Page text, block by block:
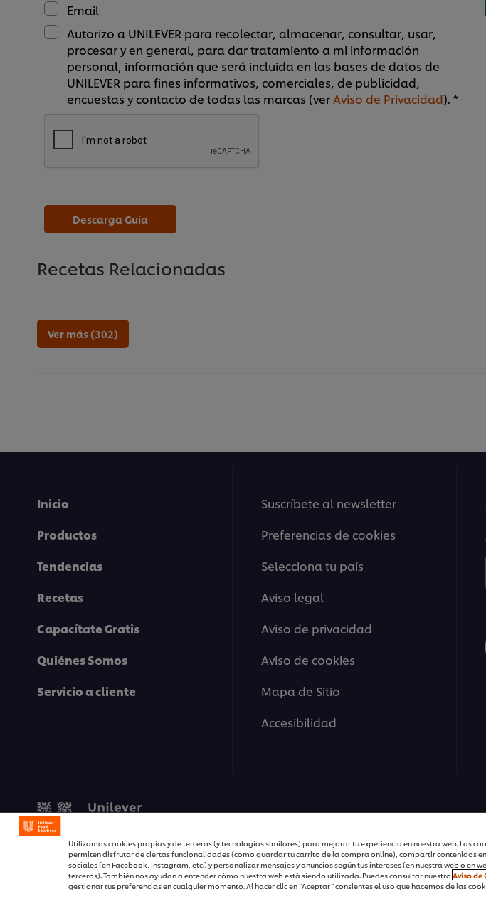
Email
Autorizo a UNILEVER para recolectar, almacenar, consultar, usar,
procesar y en general, para dar tratamiento a mi información
personal, información que será incluida en las bases de datos de
UNILEVER para fines informativos, comerciales, de publicidad,
encuestas y contacto de todas las marcas (verAviso de Privacidad). *
Descarga Guía
Recetas Relacionadas
Ver más (302)
Inicio
Productos
Tendencias
Recetas
Capacítate Gratis
Quiénes Somos
Servicio a cliente
Suscríbete al newsletter
Preferencias de cookies
Selecciona tu país
Aviso legal
Aviso de privacidad
Aviso de cookies
Mapa de Sitio
Accesibilidad
Utilizamos cookies propias y de terceros (y tecnologías similares) para mejorar tu experiencia en nuestra web. Las
permiten disfrutar de ciertas funcionalidades (como guardar tu carrito de la compra online), compartir contenidos
sociales (en Facebook, Instagram, etc.) y personalizar mensajes y anuncios según tus intereses (en nuestra web o en
terceros). También nos ayudan a entender cómo nuestra web está siendo utilizada. Puedes consultar nuestro Aviso de
gestionar tus preferencias en cualquier momento. Al hacer clic en “Aceptar” consientes el uso que hacemos de las